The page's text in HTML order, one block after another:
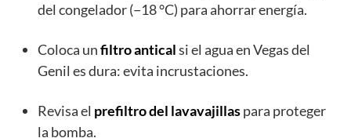
del congelador (−18 °C) para ahorrar energía.
Coloca unfiltro anticalsi el agua en Vegas del
Genil es dura: evita incrustaciones.
Revisa el prefiltro del lavavajillaspara proteger
la bomba.